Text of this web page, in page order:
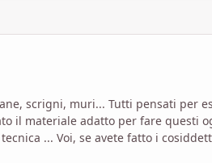
scrigni, muri... Tutti pensati per
il materiale adatto per fare questi
... Voi, se avete fatto i